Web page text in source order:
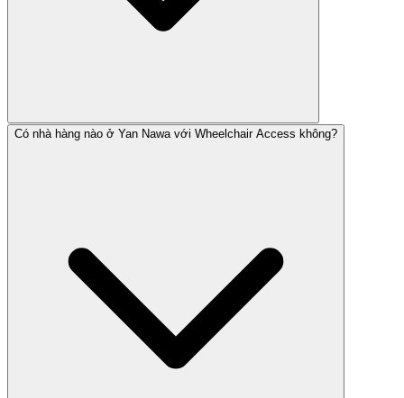
Có nhà hàng nào ở Yan Nawa với Wheelchair Access không?